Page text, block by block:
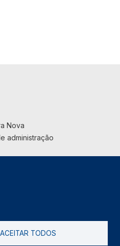
Nova
administração
ACEITAR TODOS